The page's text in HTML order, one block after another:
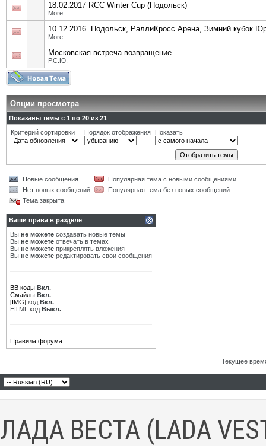
18.02.2017 RCC Winter Cup (Подольск)
More
10.12.2016. Подольск, РаллиКросс Арена, Зимний кубок
More
Московская встреча возвращение
Р.С.Ю.
Опции просмотра
Показаны темы с 1 по 20 из 21
Критерий сортировки
Порядок отображения Показать
Новые сообщения
Популярная тема с новыми сообщениями
Нет новых сообщений
Популярная тема без новых сообщений
Тема закрыта
Ваши права в разделе
Вы не можете создавать новые темы
Вы не можете отвечать в темах
Вы не можете прикреплять вложения
Вы не можете редактировать свои сообщения
BB коды Вкл.
Смайлы Вкл.
[IMG] код Вкл.
HTML код Выкл.
Правила форума
Текущее
ЛАДА ВЕСТА (LADA